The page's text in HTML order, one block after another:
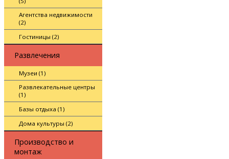
Агентства недвижимости
(2)
Гостиницы (2)
Развлечения
Музеи (1)
Развлекательные центры
(1)
Базы отдыха (1)
Дома культуры (2)
Производство и
монтаж